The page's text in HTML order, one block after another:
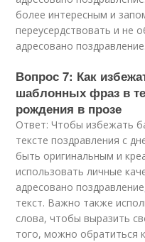
более интересным и
переусердствовать и не
адресовано поздравление.
Вопрос 7: Как
шаблонных фраз в
рождения в прозе
Ответ: Чтобы избежать
тексте поздравления с
быть оригинальным и
использовать личные
адресовано
текст. Важно также
слова, чтобы выразить
того, можно обратиться